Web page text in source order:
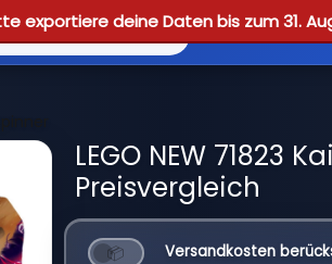
exportiere deine Daten bis zum 31.
Reviews
LEGO NEW 71823
Preisvergleich
Versandkosten